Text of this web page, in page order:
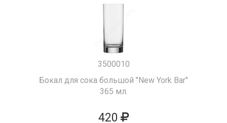
3500010
Бокал для сока большой "New York Bar"
365 мл.
420